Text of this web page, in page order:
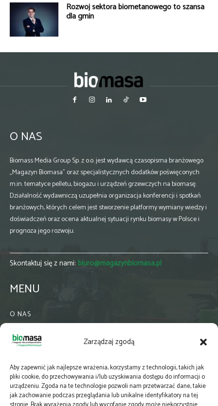
Zarządzaj zgodą
Aby zapewnić jak najlepsze wrażenia, korzystamy z technologii, takich jak
pliki cookie, do przechowywania i/lub uzyskiwania dostępu do informacji o
urządzeniu. Zgoda na te technologie pozwoli nam przetwarzać dane, takie
jak zachowanie podczas przeglądania lub unikalne identyfikatory na tej
Rozwój sektora biometanowego to szansa
dla gmin
O NAS
Biomass Media Group Sp. z o.o. jest wydawcą czasopisma branżowego
„Magazyn Biomasa” oraz specjalistycznych dodatków poświęconych
m.in. tematyce pelletu, biogazu i urządzeń grzewczych na biomasę.
Działalność wydawniczą uzupełnia organizacja konferencji i spotkań
branżowych, których celem jest stworzenie platformy wymiany wiedzy i
doświadczeń oraz ocena aktualnej sytuacji rynku biomasy w Polsce i
prognoza jego rozwoju.
Skontaktuj się z nami: biuro@magazynbiomasa.pl
MENU
O NAS
WSPÓŁPRACA
PRENUMERATA
NEWSLETTER
MAPY